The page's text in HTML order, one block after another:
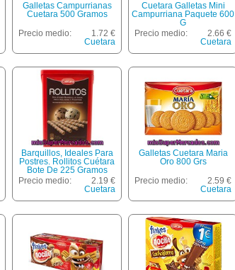
Galletas Campurrianas
Cuetara 500 Gramos
Precio medio:
1.72 €
Cuetara
Cuetara Galletas Mini
Campurriana Paquete 600
G
Precio medio:
2.66 €
Cuetara
Barquillos, Ideales Para
Postres. Rollitos Cuétara
Bote De 225 Gramos
Precio medio:
2.19 €
Cuetara
Galletas Cuetara Maria
Oro 800 Grs
Precio medio:
2.59 €
Cuetara